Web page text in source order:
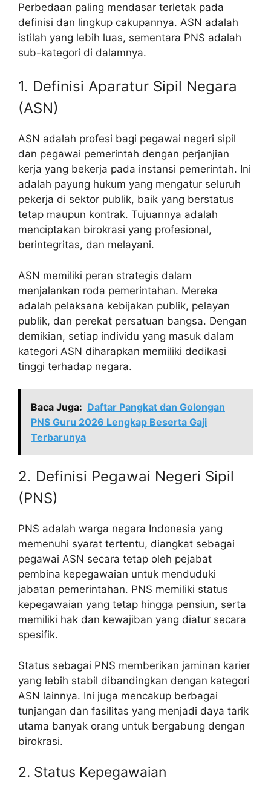
Perbedaan paling mendasar terletak pada
definisi dan lingkup cakupannya. ASN adalah
istilah yang lebih luas, sementara PNS adalah
sub-kategori di dalamnya.
1. Definisi Aparatur Sipil Negara
(ASN)
ASN adalah profesi bagi pegawai negeri sipil
dan pegawai pemerintah dengan perjanjian
kerja yang bekerja pada instansi pemerintah. Ini
adalah payung hukum yang mengatur seluruh
pekerja di sektor publik, baik yang berstatus
tetap maupun kontrak. Tujuannya adalah
menciptakan birokrasi yang profesional,
berintegritas, dan melayani.
ASN memiliki peran strategis dalam
menjalankan roda pemerintahan. Mereka
adalah pelaksana kebijakan publik, pelayan
publik, dan perekat persatuan bangsa. Dengan
demikian, setiap individu yang masuk dalam
kategori ASN diharapkan memiliki dedikasi
tinggi terhadap negara.
Baca Juga: Daftar Pangkat dan Golongan
PNS Guru 2026 Lengkap Beserta Gaji
Terbarunya
2. Definisi Pegawai Negeri Sipil
(PNS)
PNS adalah warga negara Indonesia yang
memenuhi syarat tertentu, diangkat sebagai
pegawai ASN secara tetap oleh pejabat
pembina kepegawaian untuk menduduki
jabatan pemerintahan. PNS memiliki status
kepegawaian yang tetap hingga pensiun, serta
memiliki hak dan kewajiban yang diatur secara
spesifik.
Status sebagai PNS memberikan jaminan karier
yang lebih stabil dibandingkan dengan kategori
ASN lainnya. Ini juga mencakup berbagai
tunjangan dan fasilitas yang menjadi daya tarik
utama banyak orang untuk bergabung dengan
birokrasi.
2. Status Kepegawaian